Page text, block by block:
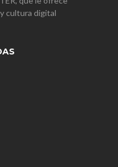
cultura digital